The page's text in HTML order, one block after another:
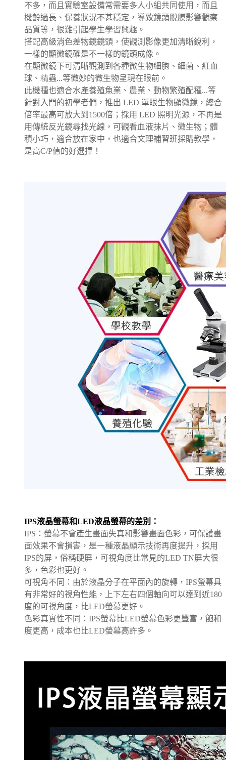
不多，而且實驗室設備常需要多人小組共同使用，而且
機齡過長、保養狀況不甚穩定，導致鏡頭脫膜影響觀察
品質等，很難引起學生學習興趣。
搭配高級消色差物鏡鏡頭，使觀測影像更加清晰銳利，
一樣的顯微鏡確是不一樣的鏡頭成像。
在顯微鏡下可清晰觀測到各種微生物細胞、細菌、紅血
球、精蟲...等微妙的微生物呈現在眼前。
此機種也適合水產養殖魚業、農業、動物繁殖配種...等
針對入門的初學者們，推出 LED 單眼生物顯微鏡，總合
倍率最高可放大到 1500倍；採用 LED 照明光源，不再是
用傳統反光鏡尋找光線，可觀看血液抹片、微生物；體
積小巧，適合放在家中，也適合文理補習班採購教學，
是高C/P值的好選擇！
IPS液晶螢幕和LED液晶螢幕的差別：
IPS ：螢幕不會產生畫面失真和影響畫面色彩，可保護畫
面效果不會損害，是一種液晶顯示技術再度提升，採用
IPS的屏，俗稱硬屏，可視角度比常見的LED TN屏大很
多，色彩也更好。
可視角不同：由於液晶分子在平面內的旋轉， IPS螢幕具
有非常好的視角性能，上下左右四個軸向可以達到近180
度的可視角度，比LED螢幕更好。
色彩真實性不同： IPS螢幕比LED螢幕色彩更豐富，飽和
度更高，成本也比LED螢幕高許多。